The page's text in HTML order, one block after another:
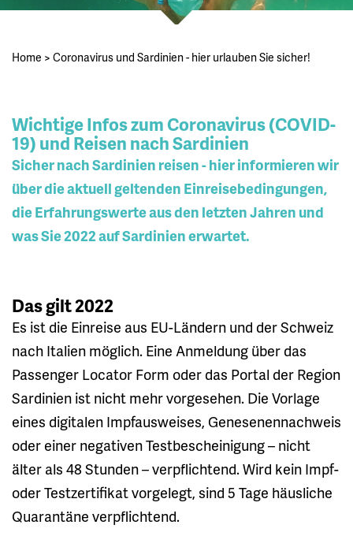
Home > Coronavirus und Sardinien - hier urlauben Sie sicher!
Wichtige Infos zum Coronavirus (COVID-
19) und Reisen nach Sardinien
Sicher nach Sardinien reisen - hier informieren wir
über die aktuell geltenden Einreisebedingungen,
die Erfahrungswerte aus den letzten Jahren und
was Sie 2022 auf Sardinien erwartet.
Das gilt 2022
Es ist die Einreise aus EU-Ländern und der Schweiz
nach Italien möglich. Eine Anmeldung über das
Passenger Locator Form oder das Portal der Region
Sardinien ist nicht mehr vorgesehen. Die Vorlage
eines digitalen Impfausweises, Genesenennachweis
oder einer negativen Testbescheinigung – nicht
älter als 48 Stunden – verpflichtend. Wird kein Impf-
oder Testzertifikat vorgelegt, sind 5 Tage häusliche
Quarantäne verpflichtend.